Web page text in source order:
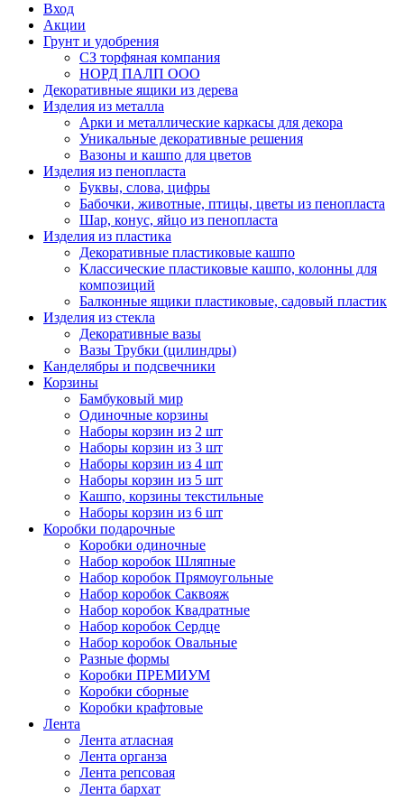
Вход
Акции
Грунт и удобрения
СЗ торфяная компания
НОРД ПАЛП ООО
Декоративные ящики из дерева
Изделия из металла
Арки и металлические каркасы для декора
Уникальные декоративные решения
Вазоны и кашпо для цветов
Изделия из пенопласта
Буквы, слова, цифры
Бабочки, животные, птицы, цветы из пенопласта
Шар, конус, яйцо из пенопласта
Изделия из пластика
Декоративные пластиковые кашпо
Классические пластиковые кашпо, колонны для
композиций
Балконные ящики пластиковые, садовый пластик
Изделия из стекла
Декоративные вазы
Вазы Трубки (цилиндры)
Канделябры и подсвечники
Корзины
Бамбуковый мир
Одиночные корзины
Наборы корзин из 2 шт
Наборы корзин из 3 шт
Наборы корзин из 4 шт
Наборы корзин из 5 шт
Кашпо, корзины текстильные
Наборы корзин из 6 шт
Коробки подарочные
Коробки одиночные
Набор коробок Шляпные
Набор коробок Прямоугольные
Набор коробок Саквояж
Набор коробок Квадратные
Набор коробок Сердце
Набор коробок Овальные
Разные формы
Коробки ПРЕМИУМ
Коробки сборные
Коробки крафтовые
Лента
Лента атласная
Лента органза
Лента репсовая
Лента бархат